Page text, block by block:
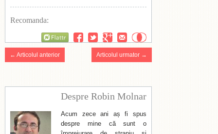
Recomanda:
← Articolul anterior Articolul urmator →
Despre Robin Molnar
Acum zece ani aș fi spus
despre mine că sunt o